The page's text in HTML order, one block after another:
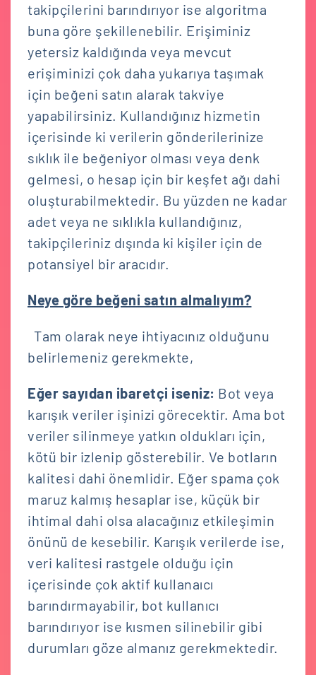
takipçilerini barındırıyor ise algoritma
buna göre şekillenebilir. Erişiminiz
yetersiz kaldığında veya mevcut
erişiminizi çok daha yukarıya taşımak
için beğeni satın alarak takviye
yapabilirsiniz. Kullandığınız hizmetin
içerisinde ki verilerin gönderilerinize
sıklık ile beğeniyor olması veya denk
gelmesi, o hesap için bir keşfet ağı dahi
oluşturabilmektedir. Bu yüzden ne kadar
adet veya ne sıklıkla kullandığınız,
takipçileriniz dışında ki kişiler için de
potansiyel bir aracıdır.
Neye göre beğeni satın almalıyım?
Tam olarak neye ihtiyacınız olduğunu
belirlemeniz gerekmekte,
Eğer sayıdan ibaretçi iseniz: Bot veya
karışık veriler işinizi görecektir. Ama bot
veriler silinmeye yatkın oldukları için,
kötü bir izlenip gösterebilir. Ve botların
kalitesi dahi önemlidir. Eğer spama çok
maruz kalmış hesaplar ise, küçük bir
ihtimal dahi olsa alacağınız etkileşimin
önünü de kesebilir. Karışık verilerde ise,
veri kalitesi rastgele olduğu için
içerisinde çok aktif kullanaıcı
barındırmayabilir, bot kullanıcı
barındırıyor ise kısmen silinebilir gibi
durumları göze almanız gerekmektedir.